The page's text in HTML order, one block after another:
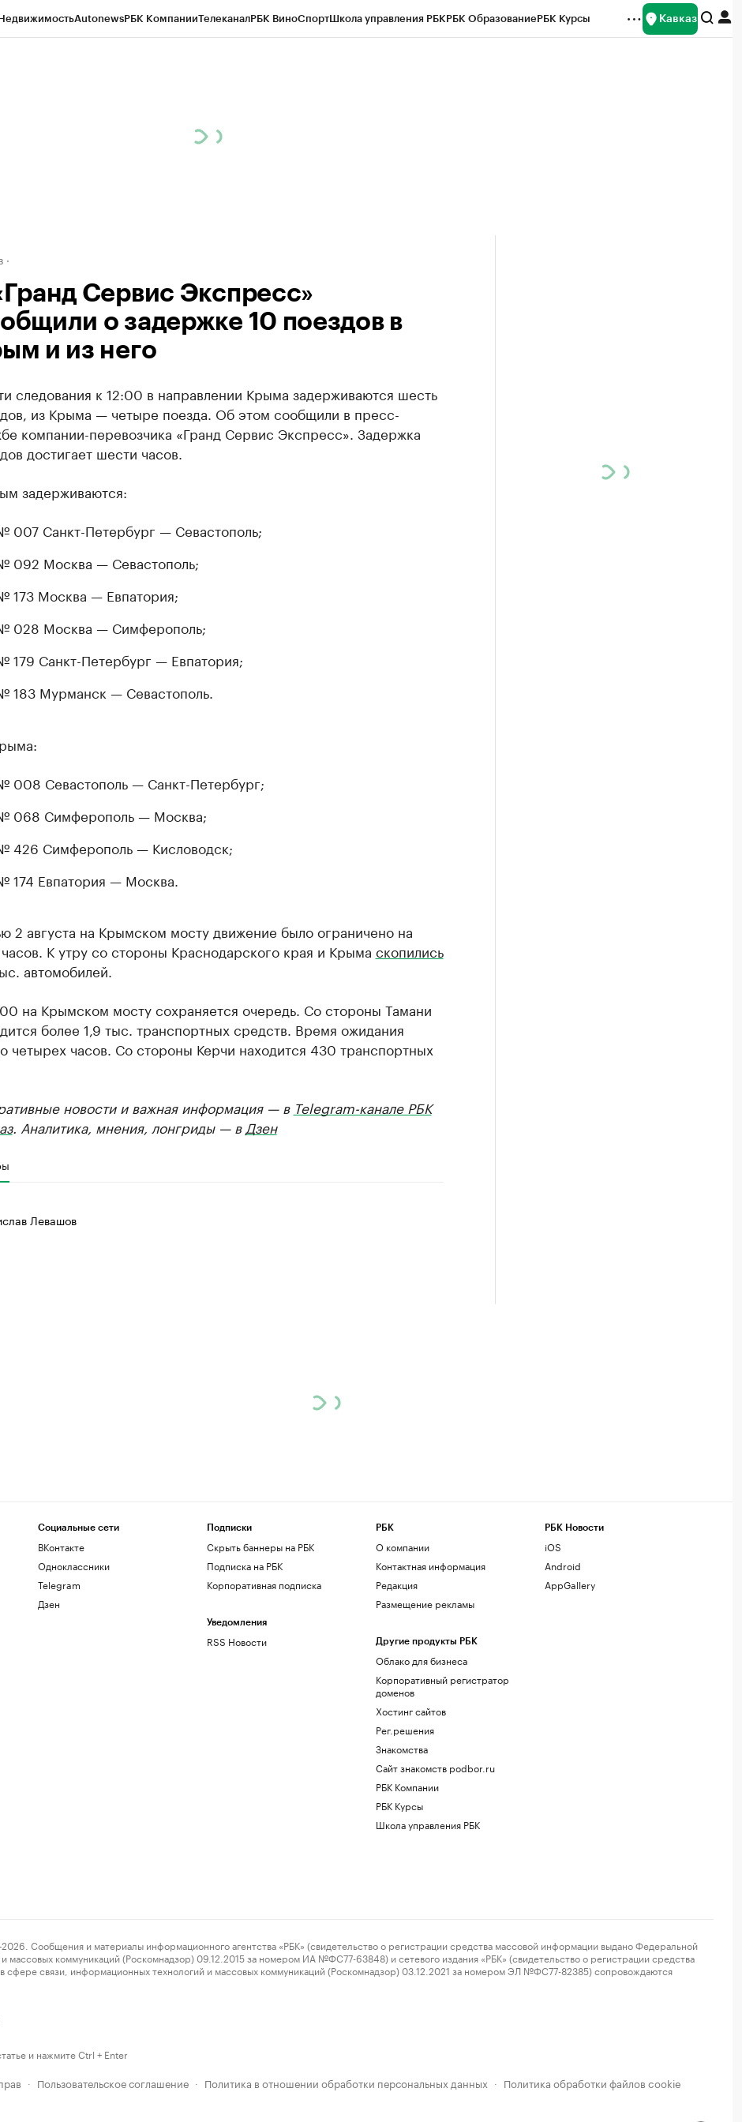
AutonewsРБК КомпанииТелеканалРБК ВиноСпортШкола управления РБКРБК ОбразованиеРБК Курсы Кавказ
Сервис Экспресс»
о задержке 10 поездов в
и из него
следования к 12:00 в направлении Крыма задерживаются шесть
из Крыма — четыре поезда. Об этом сообщили в пресс-
компании-перевозчика «Гранд Сервис Экспресс». Задержка
достигает шести часов.
задерживаются:
007 Санкт-Петербург — Севастополь;
092 Москва — Севастополь;
173 Москва — Евпатория;
028 Москва — Симферополь;
179 Санкт-Петербург — Евпатория;
183 Мурманск — Севастополь.
008 Севастополь — Санкт-Петербург;
068 Симферополь — Москва;
426 Симферополь — Кисловодск;
174 Евпатория — Москва.
2 августа на Крымском мосту движение было ограничено на
часов. К утру со стороны Краснодарского края и Крыма скопились
автомобилей.
на Крымском мосту сохраняется очередь. Со стороны Тамани
более 1,9 тыс. транспортных средств. Время ожидания
четырех часов. Со стороны Керчи находится 430 транспортных
новости и важная информация — в Telegram-канале РБК
. Аналитика, мнения, лонгриды — в Дзен
Левашов
Социальные сети
ВКонтакте
Одноклассники
Telegram
Дзен
Подписки
Скрыть баннеры на РБК
Подписка на РБК
Корпоративная подписка
Уведомления
RSS Новости
РБК
О компании
Контактная информация
Редакция
Размещение рекламы
Другие продукты РБК
Облако для бизнеса
Корпоративный регистратор
доменов
Хостинг сайтов
Рег.решения
Знакомства
Сайт знакомств podbor.ru
РБК Компании
РБК Курсы
Школа управления РБК
РБК Новости
iOS
Android
AppGallery
и материалы информационного агентства «РБК» (свидетельство о регистрации средства массовой информации выдано Федеральной
коммуникаций (Роскомнадзор) 09.12.2015 за номером ИА №ФС77-63848) и сетевого издания «РБК» (свидетельство о регистрации средства
связи, информационных технологий и массовых коммуникаций (Роскомнадзор) 03.12.2021 за номером ЭЛ №ФС77-82385) сопровождаются
и нажмите Ctrl + Enter
· Пользовательское соглашение · Политика в отношении обработки персональных данных · Политика обработки файлов cookie